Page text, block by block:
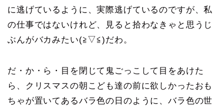
に逃げているように、実際逃げているのですが、私
の仕事ではないけれど、見ると拾わなきゃと思うじ
ぶんがバカみたい(≧▽≦)だわ。
だ・か・ら・目を閉じて鬼ごっこして目をあけた
ら、クリスマスの朝こども達の前に欲しかったおも
ちゃが置いてあるバラ色の日のように、バラ色の世